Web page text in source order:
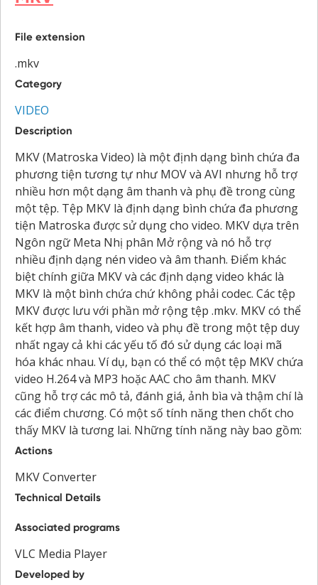
File extension
.mkv
Category
VIDEO
Description
MKV (Matroska Video) là một định dạng bình chứa đa
phương tiện tương tự như MOV và AVI nhưng hỗ trợ
nhiều hơn một dạng âm thanh và phụ đề trong cùng
một tệp. Tệp MKV là định dạng bình chứa đa phương
tiện Matroska được sử dụng cho video. MKV dựa trên
Ngôn ngữ Meta Nhị phân Mở rộng và nó hỗ trợ
nhiều định dạng nén video và âm thanh. Điểm khác
biệt chính giữa MKV và các định dạng video khác là
MKV là một bình chứa chứ không phải codec. Các tệp
MKV được lưu với phần mở rộng tệp .mkv. MKV có thể
kết hợp âm thanh, video và phụ đề trong một tệp duy
nhất ngay cả khi các yếu tố đó sử dụng các loại mã
hóa khác nhau. Ví dụ, bạn có thể có một tệp MKV chứa
video H.264 và MP3 hoặc AAC cho âm thanh. MKV
cũng hỗ trợ các mô tả, đánh giá, ảnh bìa và thậm chí là
các điểm chương. Có một số tính năng then chốt cho
thấy MKV là tương lai. Những tính năng này bao gồm:
Actions
MKV Converter
Technical Details
Associated programs
VLC Media Player
Developed by